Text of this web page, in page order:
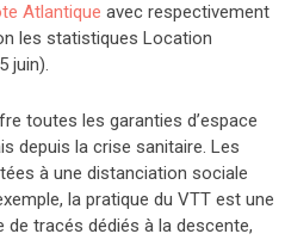
Atlantique avec respectivement
les statistiques Location
juin).
toutes les garanties d’espace
depuis la crise sanitaire. Les
à une distanciation sociale
la pratique du VTT est une
de tracés dédiés à la descente,